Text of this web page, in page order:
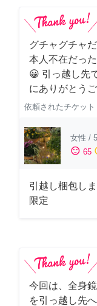
グチャグチャ
本人不在だっ
😀 引っ越し先
にありがとう
依頼されたチケット
女性 /
sentiment_satisfied 65
引越し梱包し
限定
今回は、全身
を引っ越し先